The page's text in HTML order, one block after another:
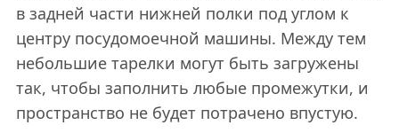
в задней части нижней полки под углом к
центру посудомоечной машины. Между тем
небольшие тарелки могут быть загружены
так, чтобы заполнить любые промежутки, и
пространство не будет потрачено впустую.